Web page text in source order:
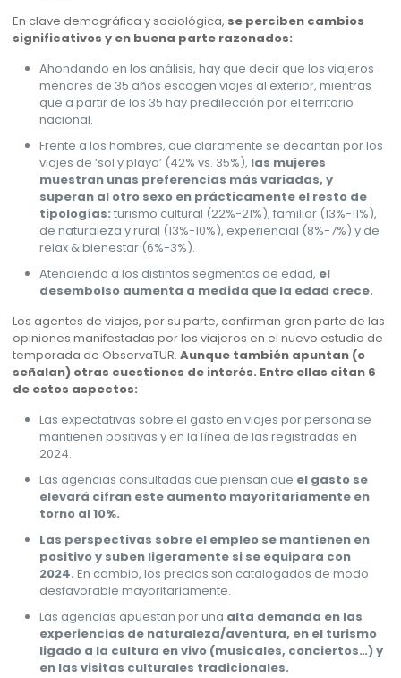
En clave demográfica y sociológica, se perciben cambios
significativos y en buena parte razonados:
Ahondando en los análisis, hay que decir que los viajeros
menores de 35 años escogen viajes al exterior, mientras
que a partir de los 35 hay predilección por el territorio
nacional.
Frente a los hombres, que claramente se decantan por los
viajes de ‘sol y playa’ (42% vs. 35%), las mujeres
muestran unas preferencias más variadas, y
superan al otro sexo en prácticamente el resto de
tipologías:turismo cultural (22%-21%), familiar (13%-11%),
de naturaleza y rural (13%-10%), experiencial (8%-7%) y de
relax & bienestar (6%-3%).
Atendiendo a los distintos segmentos de edad, el
desembolso aumenta a medida que la edad crece.
Los agentes de viajes, por su parte, confirman gran parte de las
opiniones manifestadas por los viajeros en el nuevo estudio de
temporada de ObservaTUR.Aunque también apuntan (o
señalan) otras cuestiones de interés. Entre ellas citan 6
de estos aspectos:
Las expectativas sobre el gasto en viajes por persona se
mantienen positivas y en la línea de las registradas en
2024.
Las agencias consultadas que piensan que el gasto se
elevará cifran este aumento mayoritariamente en
torno al 10%.
Las perspectivas sobre el empleo se mantienen en
positivo y suben ligeramente si se equipara con
2024.En cambio, los precios son catalogados de modo
desfavorable mayoritariamente.
Las agencias apuestan por una alta demanda en las
experiencias de naturaleza/aventura, en el turismo
ligado a la cultura en vivo (musicales, conciertos…) y
en las visitas culturales tradicionales.